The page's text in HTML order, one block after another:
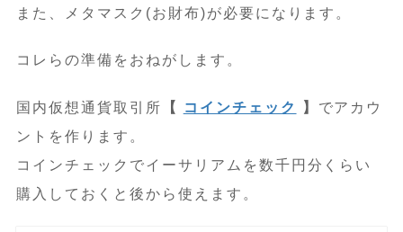
また、メタマスク(お財布)が必要になります。
コレらの準備をおねがします。
国内仮想通貨取引所 【 コインチェック 】 でアカウ
ントを作ります。
コインチェックでイーサリアムを数千円分くらい
購入しておくと後から使えます。